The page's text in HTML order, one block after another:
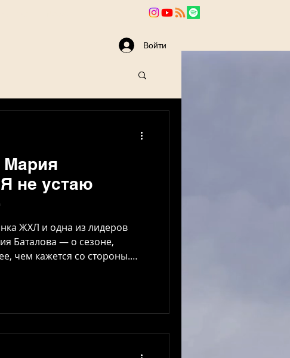
Войти
Мария
не устаю
ЖХЛ и одна из лидеров
Баталова — о сезоне,
чем кажется со стороны.